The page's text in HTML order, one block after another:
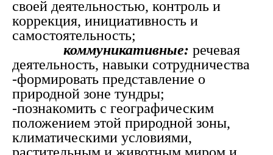
своей деятельностью, контроль и
коррекция, инициативность и
самостоятельность;
коммуникативные: речевая
деятельность, навыки сотрудничества
-формировать представление о
природной зоне тундры;
-познакомить с географическим
положением этой природной зоны,
климатическими условиями,